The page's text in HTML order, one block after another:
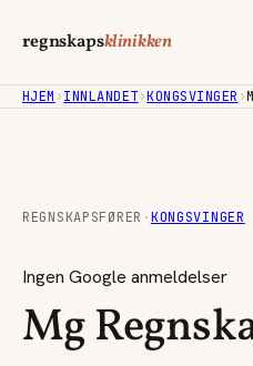
regnskapsklinikken
HJEM ›INNLANDET›KONGSVINGER ›
REGNSKAPSFØRER ·KONGSVINGER
Ingen Google anmeldelser
Mg